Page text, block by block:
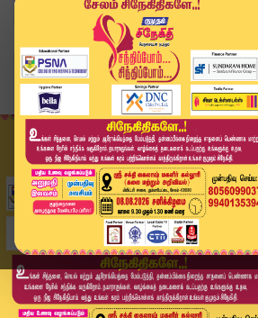
Home
வீடியோ ஸ்டோரி
Today Headlines -05 June 2026 | 6